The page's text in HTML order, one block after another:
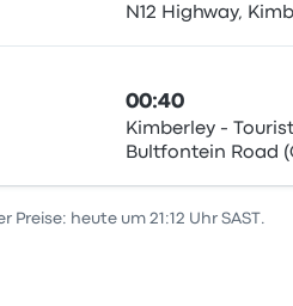
N12 Highway,
00:40
Kimberley -
Bultfontein Road
Preise: heute um 21:12 Uhr SAST.